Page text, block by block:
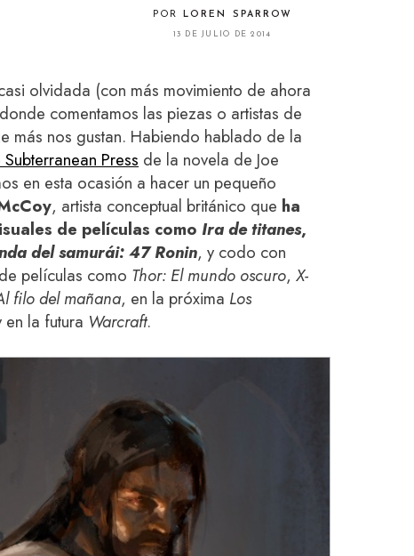
POR LOREN SPARROW
13 DE JULIO DE 2014
olvidada (con más movimiento de ahora
comentamos las piezas o artistas de
más nos gustan. Habiendo hablado de la
Press de la novela de Joe
en esta ocasión a hacer un pequeño
, artista conceptual británico que ha
de películas como Ira de titanes,
del samurái: 47 Ronin, y codo con
películas como Thor: El mundo oscuro, X-
filo del mañana, en la próxima Los
en la futura Warcraft.